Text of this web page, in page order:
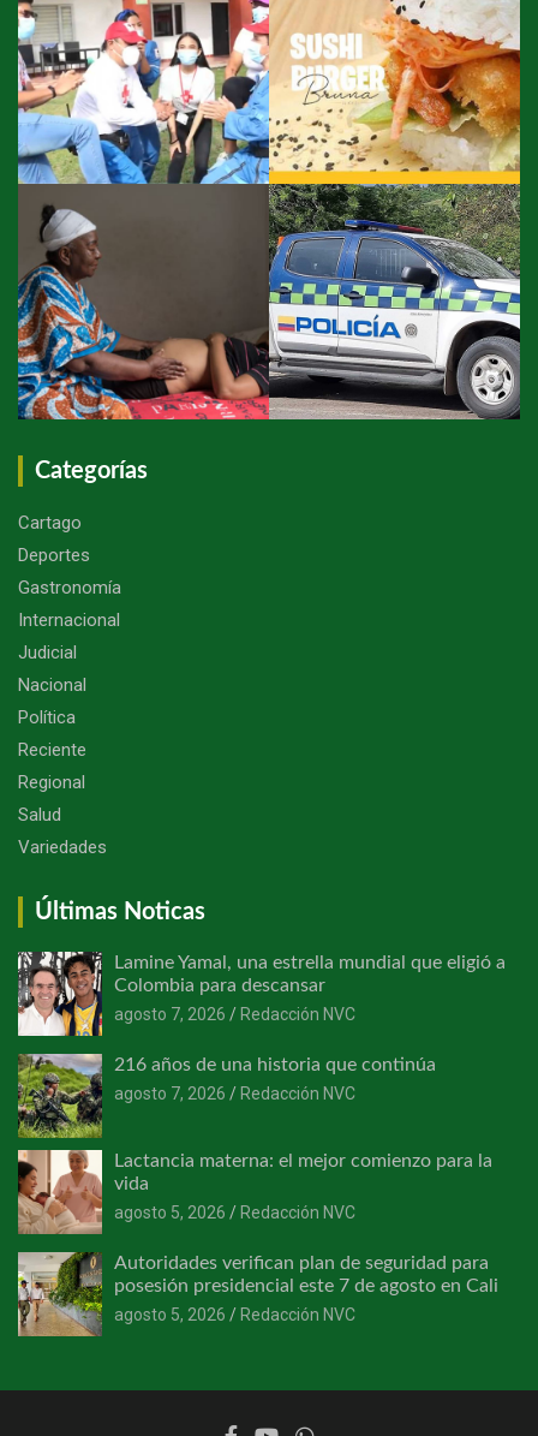
Categorías
Cartago
Deportes
Gastronomía
Internacional
Judicial
Nacional
Política
Reciente
Regional
Salud
Variedades
Últimas Noticas
Lamine Yamal, una estrella mundial que eligió a
Colombia para descansar
agosto 7, 2026
Redacción NVC
216 años de una historia que continúa
agosto 7, 2026
Redacción NVC
Lactancia materna: el mejor comienzo para la
vida
agosto 5, 2026
Redacción NVC
Autoridades verifican plan de seguridad para
posesión presidencial este 7 de agosto en Cali
agosto 5, 2026
Redacción NVC